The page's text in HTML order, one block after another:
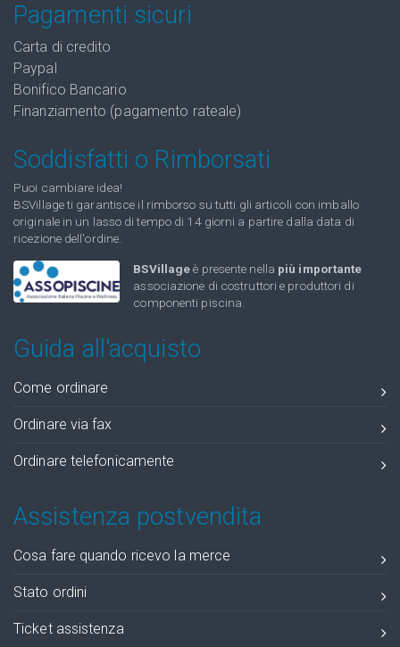
Pagamenti sicuri
Carta di credito
Paypal
Bonifico Bancario
Finanziamento (pagamento rateale)
Soddisfatti o Rimborsati
Puoi cambiare idea!
BSVillage ti garantisce il rimborso su tutti gli articoli con imballo
originale in un lasso di tempo di 14 giorni a partire dalla data di
ricezione dell'ordine.
BSVillageè presente nella più importante
associazione di costruttori e produttori di
componenti piscina.
Guida all'acquisto
Come ordinare
Ordinare via fax
Ordinare telefonicamente
Assistenza postvendita
Cosa fare quando ricevo la merce
Stato ordini
Ticket assistenza